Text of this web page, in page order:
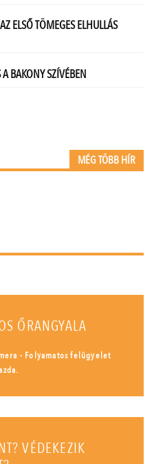
MÉG TÖBB HÍR
ŐRANGYALA
- Folyamatos felügyelet
VÉDEKEZIK